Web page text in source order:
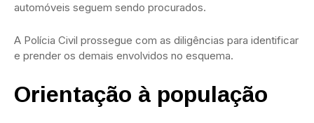
automóveis seguem sendo procurados.
A Polícia Civil prossegue com as diligências para identificar
e prender os demais envolvidos no esquema.
Orientação à população